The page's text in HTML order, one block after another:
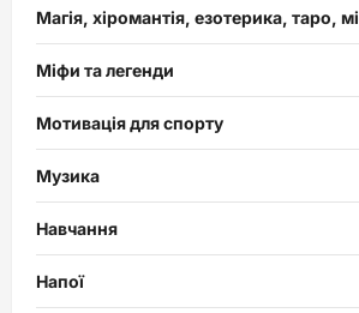
Магія, хіромантія, езотерика, таро,
Міфи та легенди
Мотивація для спорту
Музика
Навчання
Напої